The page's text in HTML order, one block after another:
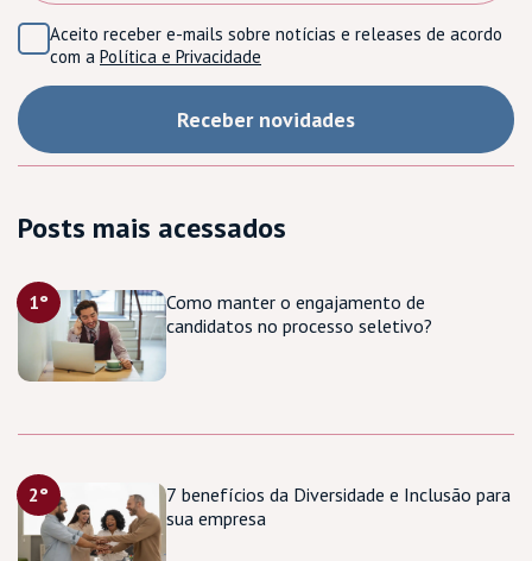
Aceito receber e-mails sobre notícias e releases de acordo
com a Política e Privacidade
Posts mais acessados
1°
Como manter o engajamento de
candidatos no processo seletivo?
2°
7 benefícios da Diversidade e Inclusão para
sua empresa